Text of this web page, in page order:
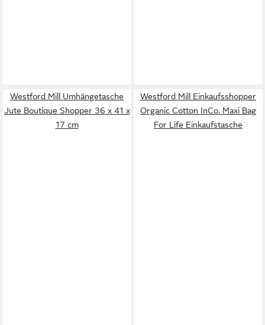
Westford Mill Umhängetasche
Jute Boutique Shopper 36 x 41 x
17 cm
Westford Mill Einkaufsshopper
Organic Cotton InCo. Maxi Bag
For Life Einkaufstasche